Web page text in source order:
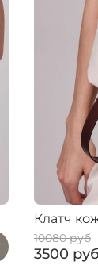
Клатч
10080 руб
3500 руб